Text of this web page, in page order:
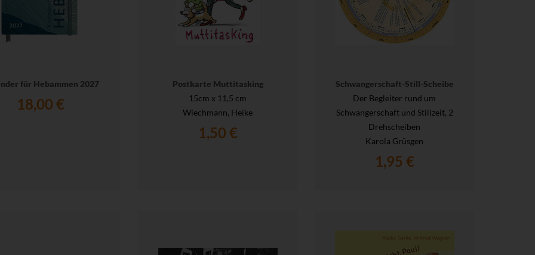
für Hebammen 2027
18,00 €
Postkarte Muttitasking
15cm x 11,5 cm
Wiechmann, Heike
1,50 €
Schwangerschaft-Still-Scheibe
Der Begleiter rund um
Schwangerschaft und Stillzeit, 2
Drehscheiben
Karola Grüsgen
1,95 €